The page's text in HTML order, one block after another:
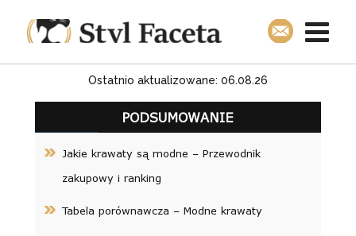
Ostatnio aktualizowane: 06.08.26
PODSUMOWANIE
Jakie krawaty są modne – Przewodnik
zakupowy i ranking
Tabela porównawcza – Modne krawaty